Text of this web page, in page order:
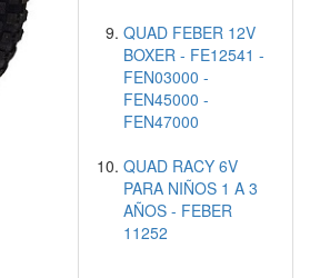
QUAD FEBER 12V
BOXER - FE12541 -
FEN03000 -
FEN45000 -
FEN47000
QUAD RACY 6V
PARA NIÑOS 1 A 3
AÑOS - FEBER
11252